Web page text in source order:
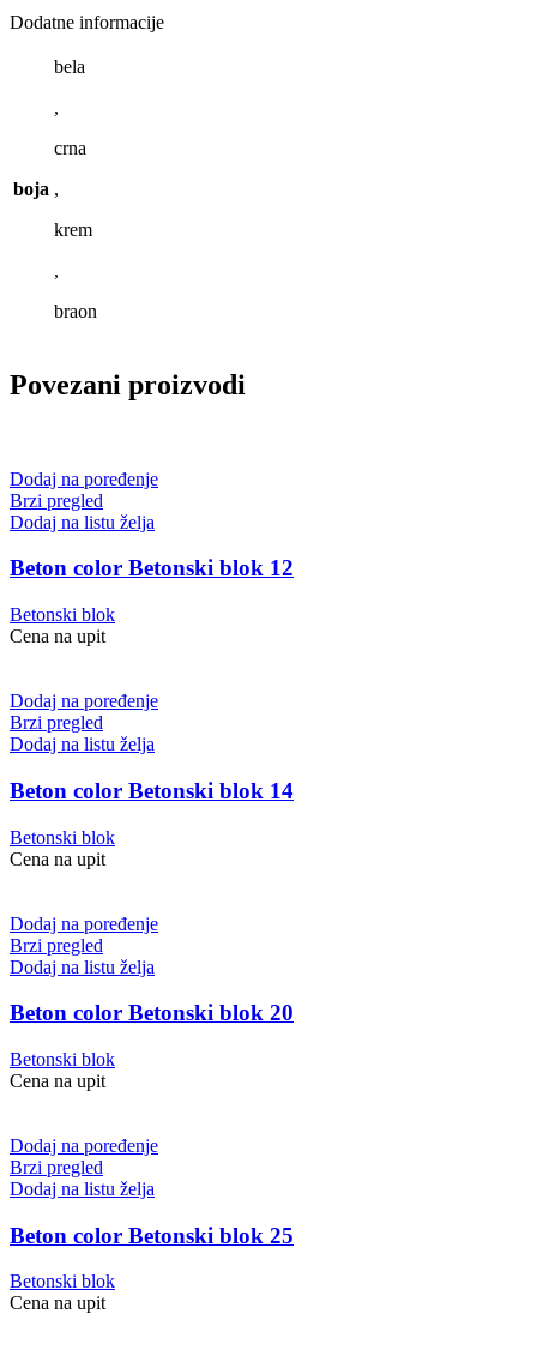
Dodatne informacije
boja
bela
,
crna
,
krem
,
braon
Povezani proizvodi
Dodaj na poređenje
Brzi pregled
Dodaj na listu želja
Beton color Betonski blok 12
Betonski blok
Cena na upit
Dodaj na poređenje
Brzi pregled
Dodaj na listu želja
Beton color Betonski blok 14
Betonski blok
Cena na upit
Dodaj na poređenje
Brzi pregled
Dodaj na listu želja
Beton color Betonski blok 20
Betonski blok
Cena na upit
Dodaj na poređenje
Brzi pregled
Dodaj na listu želja
Beton color Betonski blok 25
Betonski blok
Cena na upit